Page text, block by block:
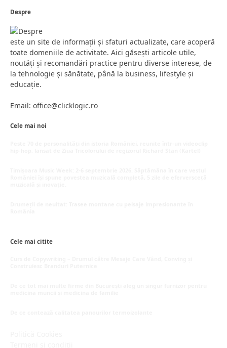
Despre
este un site de informații și sfaturi actualizate, care acoperă
toate domeniile de activitate. Aici găsești articole utile,
noutăți și recomandări practice pentru diverse interese, de
la tehnologie și sănătate, până la business, lifestyle și
educație.
Email: office@clicklogic.ro
Cele mai noi
Cele mai citite